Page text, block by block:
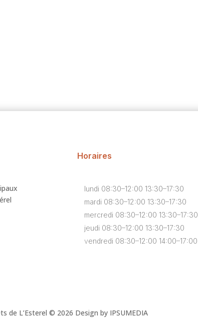
Horaires
lundi 08:30–12:00 13:30–17:30
mardi 08:30–12:00 13:30–17:30
mercredi 08:30–12:00 13:30–17:30
jeudi 08:30–12:00 13:30–17:30
vendredi 08:30–12:00 14:00–17:00
de L’Esterel © 2026 Design by IPSUMEDIA